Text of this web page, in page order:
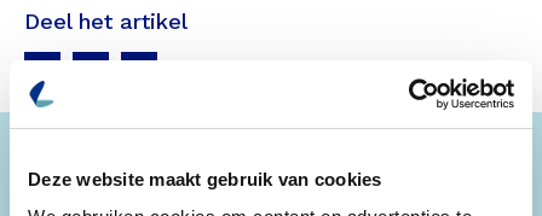
Deze website maakt gebruik van cookies
Deel het artikel
Volg
ons
op
op
op